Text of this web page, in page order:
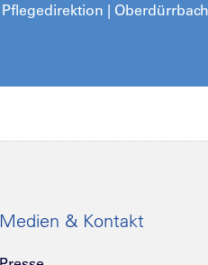
|
Medien & Kontakt